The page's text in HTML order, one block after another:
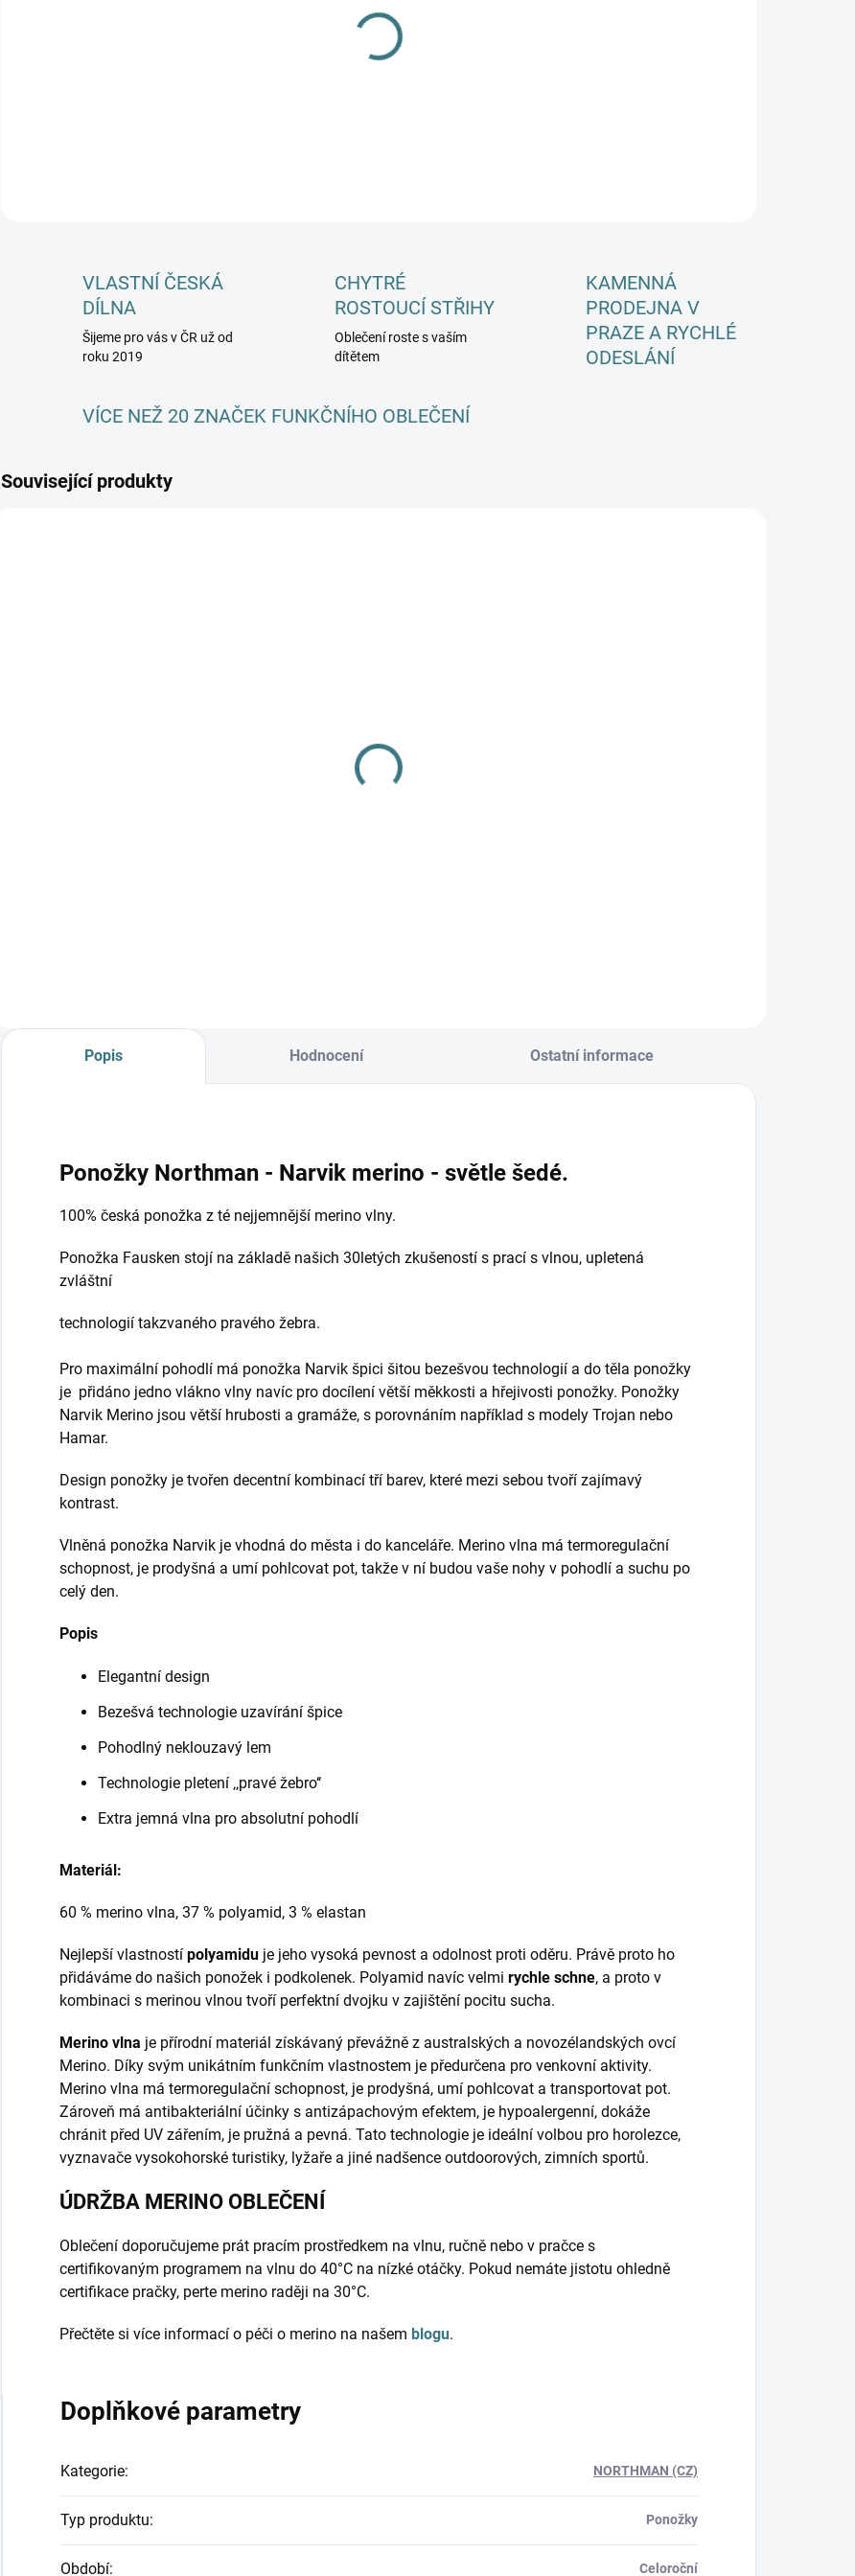
MŮŽEME DORUČIT DO:
VLASTNÍ ČESKÁ
DÍLNA
Šijeme pro vás v ČR už od
roku 2019
CHYTRÉ
ROSTOUCÍ STŘIHY
Oblečení roste s vaším
dítětem
KAMENNÁ
PRODEJNA V
PRAZE A RYCHLÉ
ODESLÁNÍ
VÍCE NEŽ 20 ZNAČEK FUNKČNÍHO OBLEČENÍ
Související produkty
hedvábí.
NeobsahujePopis Hodnocení Ostatní informace
Ponožky Northman - Narvik merino - světle šedé.
100% česká ponožka z té nejjemnější merino vlny.
Ponožka Fausken stojí na základě našich 30letých zkušeností s prací s vlnou, upletená
zvláštní
technologií takzvaného pravého žebra.
Pro maximální pohodlí má ponožka Narvik špici šitou bezešvou technologií a do těla ponožky
je přidáno jedno vlákno vlny navíc pro docílení větší měkkosti a hřejivosti ponožky. Ponožky
Narvik Merino jsou větší hrubosti a gramáže, s porovnáním například s modely Trojan nebo
Hamar.
Design ponožky je tvořen decentní kombinací tří barev, které mezi sebou tvoří zajímavý
kontrast.
Vlněná ponožka Narvik je vhodná do města i do kanceláře. Merino vlna má termoregulační
schopnost, je prodyšná a umí pohlcovat pot, takže v ní budou vaše nohy v pohodlí a suchu po
celý den.
Popis
Elegantní design
Bezešvá technologie uzavírání špice
Pohodlný neklouzavý lem
Technologie pletení ‚‚pravé žebro‘‘
Extra jemná vlna pro absolutní pohodlí
Materiál:
60 % merino vlna, 37 % polyamid, 3 % elastan
Nejlepší vlastností polyamidu je jeho vysoká pevnost a odolnost proti oděru. Právě proto ho
přidáváme do našich ponožek i podkolenek. Polyamid navíc velmi rychle schne, a proto v
kombinaci s merinou vlnou tvoří perfektní dvojku v zajištění pocitu sucha.
Merino vlna je přírodní materiál získávaný převážně z australských a novozélandských ovcí
Merino. Díky svým unikátním funkčním vlastnostem je předurčena pro venkovní aktivity.
Merino vlna má termoregulační schopnost, je prodyšná, umí pohlcovat a transportovat pot.
Zároveň má antibakteriální účinky s antizápachovým efektem, je hypoalergenní, dokáže
chránit před UV zářením, je pružná a pevná. Tato technologie je ideální volbou pro horolezce,
vyznavače vysokohorské turistiky, lyžaře a jiné nadšence outdoorových, zimních sportů.
ÚDRŽBA MERINO OBLEČENÍ
Oblečení doporučujeme prát pracím prostředkem na vlnu, ručně nebo v pračce s
certifikovaným programem na vlnu do 40°C na nízké otáčky. Pokud nemáte jistotu ohledně
certifikace pračky, perte merino raději na 30°C.
Přečtěte si více informací o péči o merino na našem blogu.
Doplňkové parametry
Kategorie: NORTHMAN (CZ)
Typ produktu: Ponožky
Období: Celoroční